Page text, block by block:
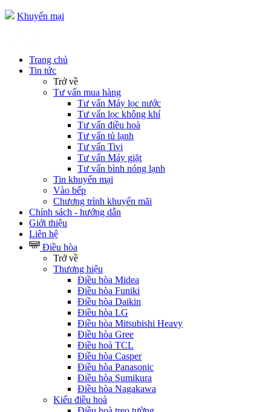
Khuyến mại
Trang chủ
Tin tức
Trở về
Tư vấn mua hàng
Tư vấn Máy lọc nước
Tư vấn lọc không khí
Tư vấn điều hoà
Tư vấn tủ lạnh
Tư vấn Tivi
Tư vấn Máy giặt
Tư vấn bình nóng lạnh
Tin khuyến mại
Vào bếp
Chương trình khuyến mãi
Chính sách - hướng dẫn
Giới thiệu
Liên hệ
Điều hòa
Trở về
Thương hiệu
Điều hòa Midea
Điều hòa Funiki
Điều hòa Daikin
Điều hòa LG
Điều hòa Mitsubishi Heavy
Điều hòa Gree
Điều hoà TCL
Điều hòa Casper
Điều hòa Panasonic
Điều hòa Sumikura
Điều hòa Nagakawa
Kiểu điều hoà